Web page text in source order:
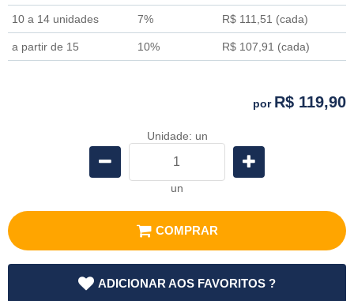
10 a 14 unidades 7% R$ 111,51 (cada)
a partir de 15 10% R$ 107,91 (cada)
por R$ 119,90
Unidade: un
un
COMPRAR
ADICIONAR AOS FAVORITOS ?